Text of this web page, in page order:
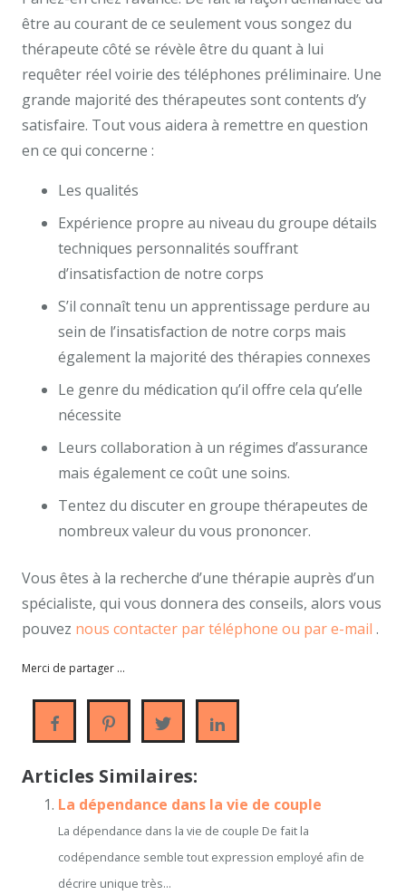
être au courant de ce seulement vous songez du
thérapeute côté se révèle être du quant à lui
requêter réel voirie des téléphones préliminaire. Une
grande majorité des thérapeutes sont contents d’y
satisfaire. Tout vous aidera à remettre en question
en ce qui concerne :
Les qualités
Expérience propre au niveau du groupe détails
techniques personnalités souffrant
d’insatisfaction de notre corps
S’il connaît tenu un apprentissage perdure au
sein de l’insatisfaction de notre corps mais
également la majorité des thérapies connexes
Le genre du médication qu’il offre cela qu’elle
nécessite
Leurs collaboration à un régimes d’assurance
mais également ce coût une soins.
Tentez du discuter en groupe thérapeutes de
nombreux valeur du vous prononcer.
Vous êtes à la recherche d’une thérapie auprès d’un
spécialiste, qui vous donnera des conseils, alors vous
pouvez nous contacter par téléphone ou par e-mail .
Merci de partager ...
Articles Similaires:
La dépendance dans la vie de couple
La dépendance dans la vie de couple De fait la
codépendance semble tout expression employé afin de
décrire unique très...